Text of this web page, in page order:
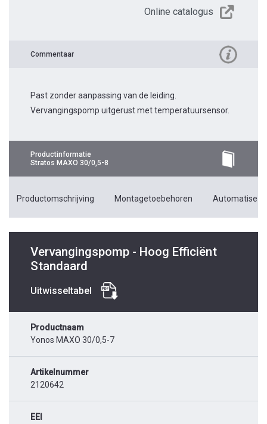
Online catalogus
Commentaar
Past zonder aanpassing van de leiding.
Vervangingspomp uitgerust met temperatuursensor.
Productinformatie
Stratos MAXO 30/0,5-8
Productomschrijving Montagetoebehoren
Vervangingspomp - Hoog Efficiënt
Standaard
Uitwisseltabel
Productnaam
Yonos MAXO 30/0,5-7
Artikelnummer
2120642
EEI